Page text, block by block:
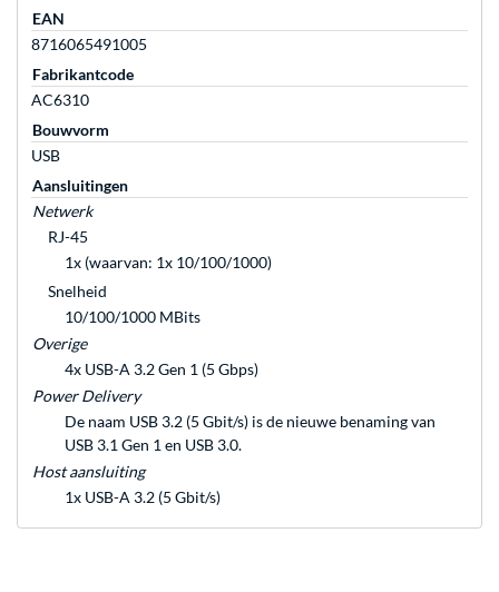
EAN
8716065491005
Fabrikantcode
AC6310
Bouwvorm
USB
Aansluitingen
Netwerk
RJ-45
1x (waarvan: 1x 10/100/1000)
Snelheid
10/100/1000 MBits
Overige
4x USB-A 3.2 Gen 1 (5 Gbps)
Power Delivery
De naam USB 3.2 (5 Gbit/s) is de nieuwe benaming van
USB 3.1 Gen 1 en USB 3.0.
Host aansluiting
1x USB-A 3.2 (5 Gbit/s)